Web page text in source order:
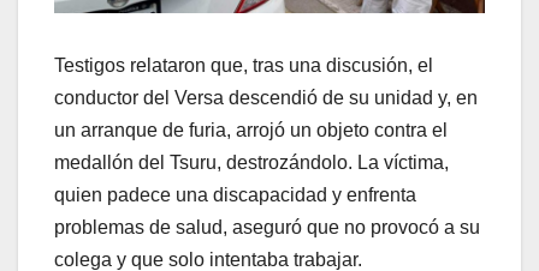
Testigos relataron que, tras una discusión, el
conductor del Versa descendió de su unidad y, en
un arranque de furia, arrojó un objeto contra el
medallón del Tsuru, destrozándolo. La víctima,
quien padece una discapacidad y enfrenta
problemas de salud, aseguró que no provocó a su
colega y que solo intentaba trabajar.